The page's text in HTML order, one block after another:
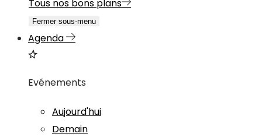
Tous nos bons plans
Fermer sous-menu
Agenda
Evénements
Aujourd'hui
Demain